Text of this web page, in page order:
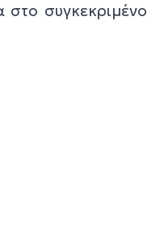
συγκεκριμένο